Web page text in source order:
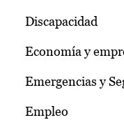
Discapacidad
Economía y
Emergencias y
Empleo